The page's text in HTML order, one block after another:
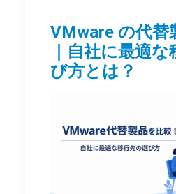
VMware の代替
｜自社に最適
び方とは？